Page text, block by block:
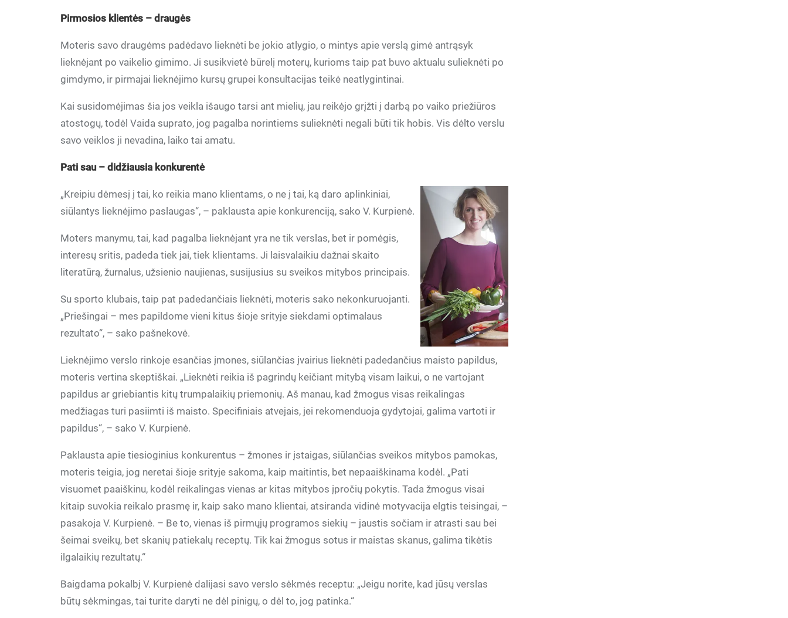
Pirmosios klientės – draugės
Moteris savo draugėms padėdavo lieknėti be jokio atlygio, o mintys apie verslą gimė antrąsyk
lieknėjant po vaikelio gimimo. Ji susikvietė būrelį moterų, kurioms taip pat buvo aktualu sulieknėti po
gimdymo, ir pirmajai lieknėjimo kursų grupei konsultacijas teikė neatlygintinai.
Kai susidomėjimas šia jos veikla išaugo tarsi ant mielių, jau reikėjo grįžti į darbą po vaiko priežiūros
atostogų, todėl Vaida suprato, jog pagalba norintiems sulieknėti negali būti tik hobis. Vis dėlto verslu
savo veiklos ji nevadina, laiko tai amatu.
Pati sau – didžiausia konkurentė
„Kreipiu dėmesį į tai, ko reikia mano klientams, o ne į tai, ką daro aplinkiniai,
siūlantys lieknėjimo paslaugas“, – paklausta apie konkurenciją, sako V. Kurpienė.
Moters manymu, tai, kad pagalba lieknėjant yra ne tik verslas, bet ir pomėgis,
interesų sritis, padeda tiek jai, tiek klientams. Ji laisvalaikiu dažnai skaito
literatūrą, žurnalus, užsienio naujienas, susijusius su sveikos mitybos principais.
Su sporto klubais, taip pat padedančiais lieknėti, moteris sako nekonkuruojanti.
„Priešingai – mes papildome vieni kitus šioje srityje siekdami optimalaus
rezultato“, – sako pašnekovė.
Lieknėjimo verslo rinkoje esančias įmones, siūlančias įvairius lieknėti padedančius maisto papildus,
moteris vertina skeptiškai. „Lieknėti reikia iš pagrindų keičiant mitybą visam laikui, o ne vartojant
papildus ar griebiantis kitų trumpalaikių priemonių. Aš manau, kad žmogus visas reikalingas
medžiagas turi pasiimti iš maisto. Specifiniais atvejais, jei rekomenduoja gydytojai, galima vartoti ir
papildus“, – sako V. Kurpienė.
Paklausta apie tiesioginius konkurentus – žmones ir įstaigas, siūlančias sveikos mitybos pamokas,
moteris teigia, jog neretai šioje srityje sakoma, kaip maitintis, bet nepaaiškinama kodėl. „Pati
visuomet paaiškinu, kodėl reikalingas vienas ar kitas mitybos įpročių pokytis. Tada žmogus visai
kitaip suvokia reikalo prasmę ir, kaip sako mano klientai, atsiranda vidinė motyvacija elgtis teisingai, –
pasakoja V. Kurpienė. – Be to, vienas iš pirmųjų programos siekių – jaustis sočiam ir atrasti sau bei
šeimai sveikų, bet skanių patiekalų receptų. Tik kai žmogus sotus ir maistas skanus, galima tikėtis
ilgalaikių rezultatų.“
Baigdama pokalbį V. Kurpienė dalijasi savo verslo sėkmės receptu: „Jeigu norite, kad jūsų verslas
būtų sėkmingas, tai turite daryti ne dėl pinigų, o dėl to, jog patinka.“